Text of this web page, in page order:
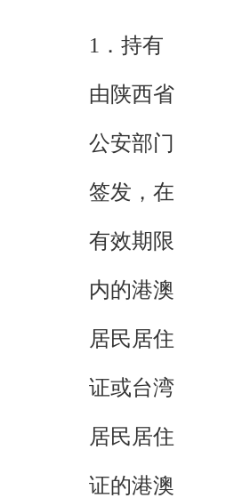
1．持有
由陕西省
公安部门
签发，在
有效期限
内的港澳
居民居住
证或台湾
居民居住
证的港澳